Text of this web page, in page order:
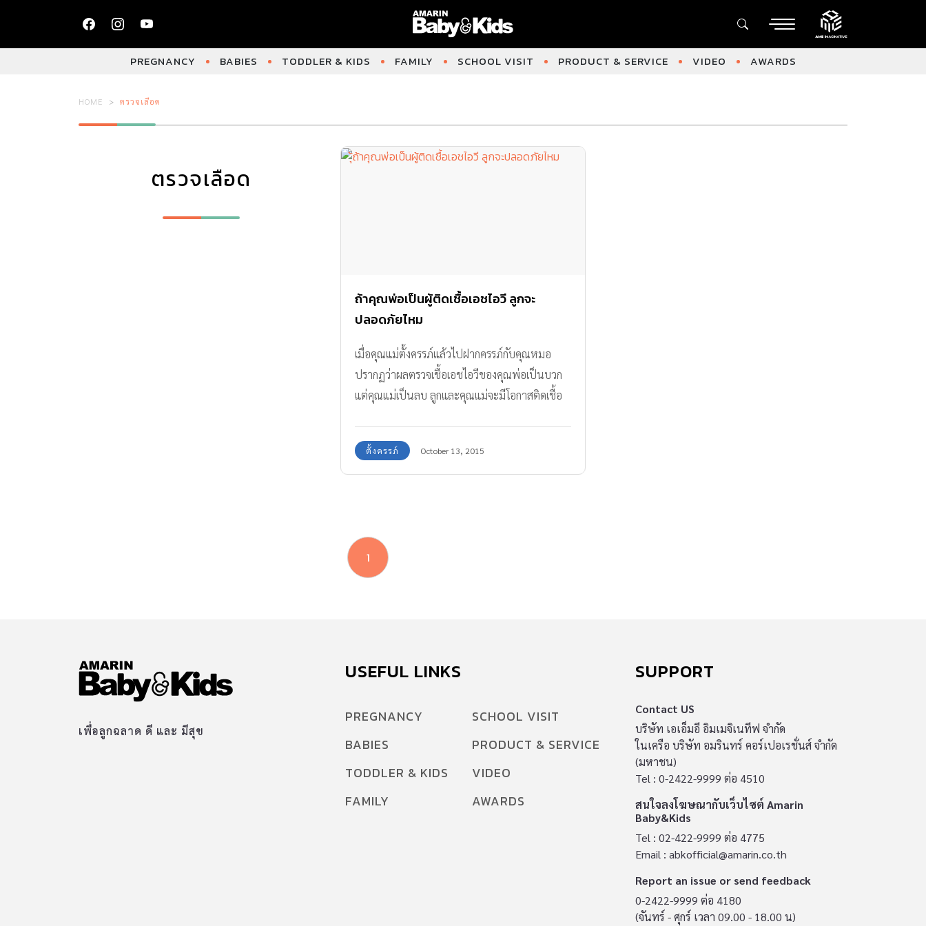
PREGNANCY BABIES TODDLER & KIDS FAMILY SCHOOL VISIT PRODUCT & SERVICE VIDEO AWARDS
HOME ตรวจเลือด
ตรวจเลือด
ถ้าคุณพ่อเป็นผู้ติดเชื้อเอชไอวี ลูกจะ
ปลอดภัยไหม
เมื่อคุณแม่ตั้งครรภ์แล้วไปฝากครรภ์กับคุณหมอ
ปรากฏว่าผลตรวจเชื้อเอชไอวีของคุณพ่อเป็นบวก
แต่คุณแม่เป็นลบ ลูกและคุณแม่จะมีโอกาสติดเชื้อ
ตั้งครรภ์ October 13, 2015
1
เพื่อลูกฉลาด ดี และ มีสุข
USEFUL LINKS
PREGNANCY
BABIES
TODDLER & KIDS
FAMILY
SCHOOL VISIT
PRODUCT & SERVICE
VIDEO
AWARDS
SUPPORT
Contact US
บริษัท เอเอ็มอี อิมเมจิเนทีฟ จำกัด
ในเครือ บริษัท อมรินทร์ คอร์เปอเรชั่นส์ จำกัด
(มหาชน)
Tel : 0-2422-9999 ต่อ 4510
สนใจลงโฆษณากับเว็บไซต์ Amarin
Baby&Kids
Tel : 02-422-9999 ต่อ 4775
Email : abkofficial@amarin.co.th
Report an issue or send feedback
0-2422-9999 ต่อ 4180
(จันทร์ - ศุกร์ เวลา 09.00 - 18.00 น)